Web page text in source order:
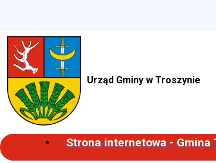
Urząd Gminy w Troszynie
Strona internetowa - Gmina